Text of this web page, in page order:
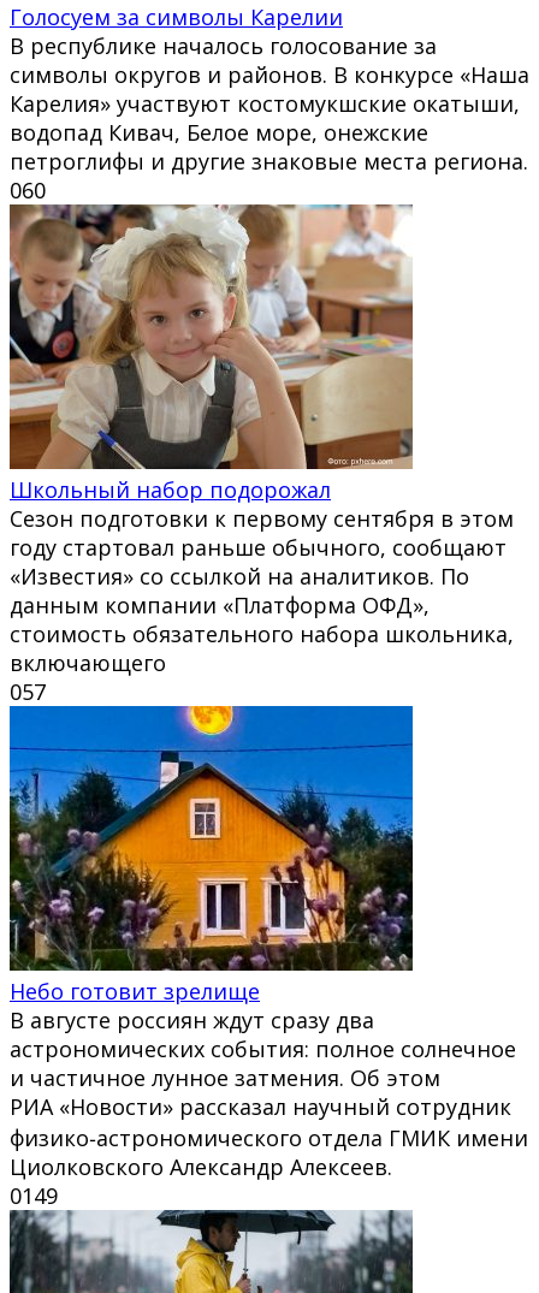
Голосуем за символы Карелии
В республике началось голосование за
символы округов и районов. В конкурсе «Наша
Карелия» участвуют костомукшские окатыши,
водопад Кивач, Белое море, онежские
петроглифы и другие знаковые места региона.
060
Школьный набор подорожал
Сезон подготовки к первому сентября в этом
году стартовал раньше обычного, сообщают
«Известия» со ссылкой на аналитиков. По
данным компании «Платформа ОФД»,
стоимость обязательного набора школьника,
включающего
057
Небо готовит зрелище
В августе россиян ждут сразу два
астрономических события: полное солнечное
и частичное лунное затмения. Об этом
РИА «Новости» рассказал научный сотрудник
физико‑астрономического отдела ГМИК имени
Циолковского Александр Алексеев.
0149